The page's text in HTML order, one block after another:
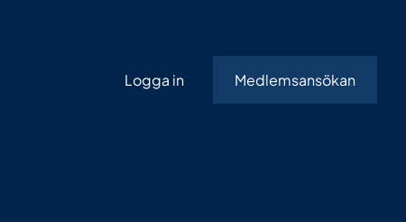
Logga in Medlemsansökan